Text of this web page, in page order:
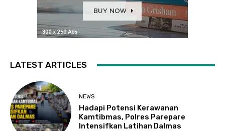
LATEST ARTICLES
NEWS
Hadapi Potensi Kerawanan
Kamtibmas, Polres Parepare
Intensifkan Latihan Dalmas